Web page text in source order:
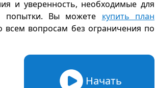
и уверенность, необходимые для
попытки. Вы можете купить план
всем вопросам без ограничения по
Начать